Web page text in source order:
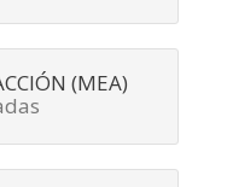
(MEA)